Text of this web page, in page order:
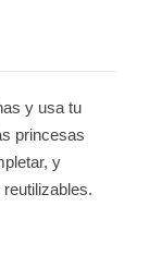
y usa tu
princesas
y